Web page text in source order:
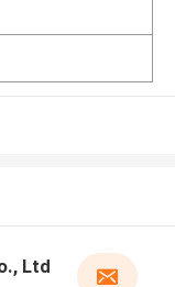
Ltd